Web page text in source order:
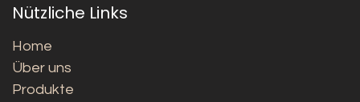
Nützliche Links
Home
Über uns
Produkte